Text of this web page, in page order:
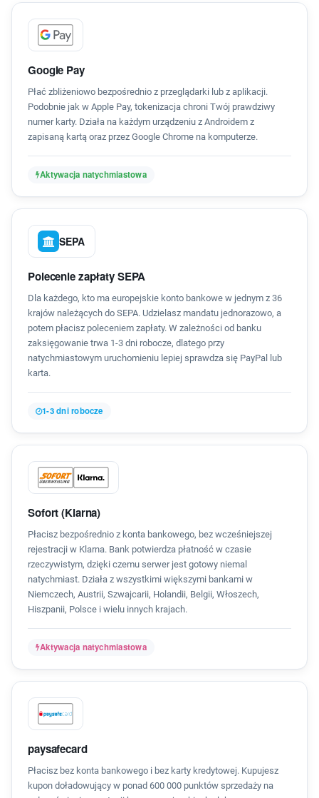
Google Pay
Płać zbliżeniowo bezpośrednio z przeglądarki lub z aplikacji.
Podobnie jak w Apple Pay, tokenizacja chroni Twój prawdziwy
numer karty. Działa na każdym urządzeniu z Androidem z
zapisaną kartą oraz przez Google Chrome na komputerze.
Aktywacja natychmiastowa
SEPA
Polecenie zapłaty SEPA
Dla każdego, kto ma europejskie konto bankowe w jednym z 36
krajów należących do SEPA. Udzielasz mandatu jednorazowo, a
potem płacisz poleceniem zapłaty. W zależności od banku
zaksięgowanie trwa 1-3 dni robocze, dlatego przy
natychmiastowym uruchomieniu lepiej sprawdza się PayPal lub
karta.
1-3 dni robocze
Sofort (Klarna)
Płacisz bezpośrednio z konta bankowego, bez wcześniejszej
rejestracji w Klarna. Bank potwierdza płatność w czasie
rzeczywistym, dzięki czemu serwer jest gotowy niemal
natychmiast. Działa z wszystkimi większymi bankami w
Niemczech, Austrii, Szwajcarii, Holandii, Belgii, Włoszech,
Hiszpanii, Polsce i wielu innych krajach.
Aktywacja natychmiastowa
paysafecard
Płacisz bez konta bankowego i bez karty kredytowej. Kupujesz
kupon doładowujący w ponad 600 000 punktów sprzedaży na